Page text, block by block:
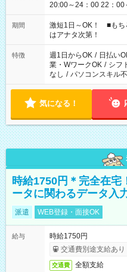
20:00～24：00 22：00～
シフトもございます！
期間
激短1日～OK！ ■もち
はアナタ次第！
特徴 週1日からOK / 日払い
業・WワークOK / シフ
なし / パソコンスキル
気になる！
時給1750円＊完全在
ータに関わるデータ入
派遣 WEB登録・面接OK
給与
時給1750円
交通費別途支給あり
交通費 全額支給